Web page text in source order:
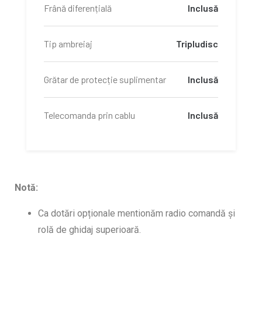
Frână diferențială Inclusă
Tip ambreiaj Tripludisc
Grătar de protecție suplimentar Inclusă
Telecomanda prin cablu Inclusă
Notă:
Ca dotări opționale mentionăm radio comandă și
rolă de ghidaj superioară.